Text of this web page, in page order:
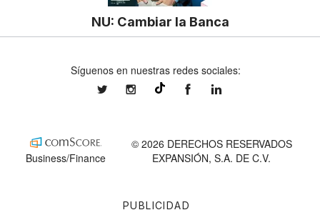
NU: Cambiar la Banca
PUBLICIDAD
Síguenos en nuestras redes sociales:
expansionmxexpansionmx ExpansionMex
Business/Finance
© 2026 DERECHOS RESERVADOS
EXPANSIÓN, S.A. DE C.V.